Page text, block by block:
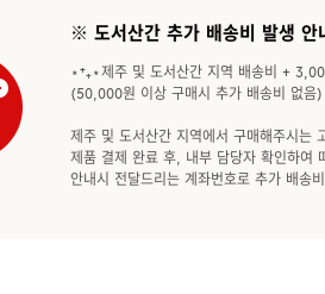
※ 도서산간 추가 배송비 발생 안
⋆⁺₊⋆제주 및 도서산간 지역 배송비 +
(50,000원 이상 구매시 추가 배송비 없음)
제주 및 도서산간 지역에서 구매해주시는
제품 결제 완료 후, 내부 담당자 확인하여
안내시 전달드리는 계좌번호로 추가 배송